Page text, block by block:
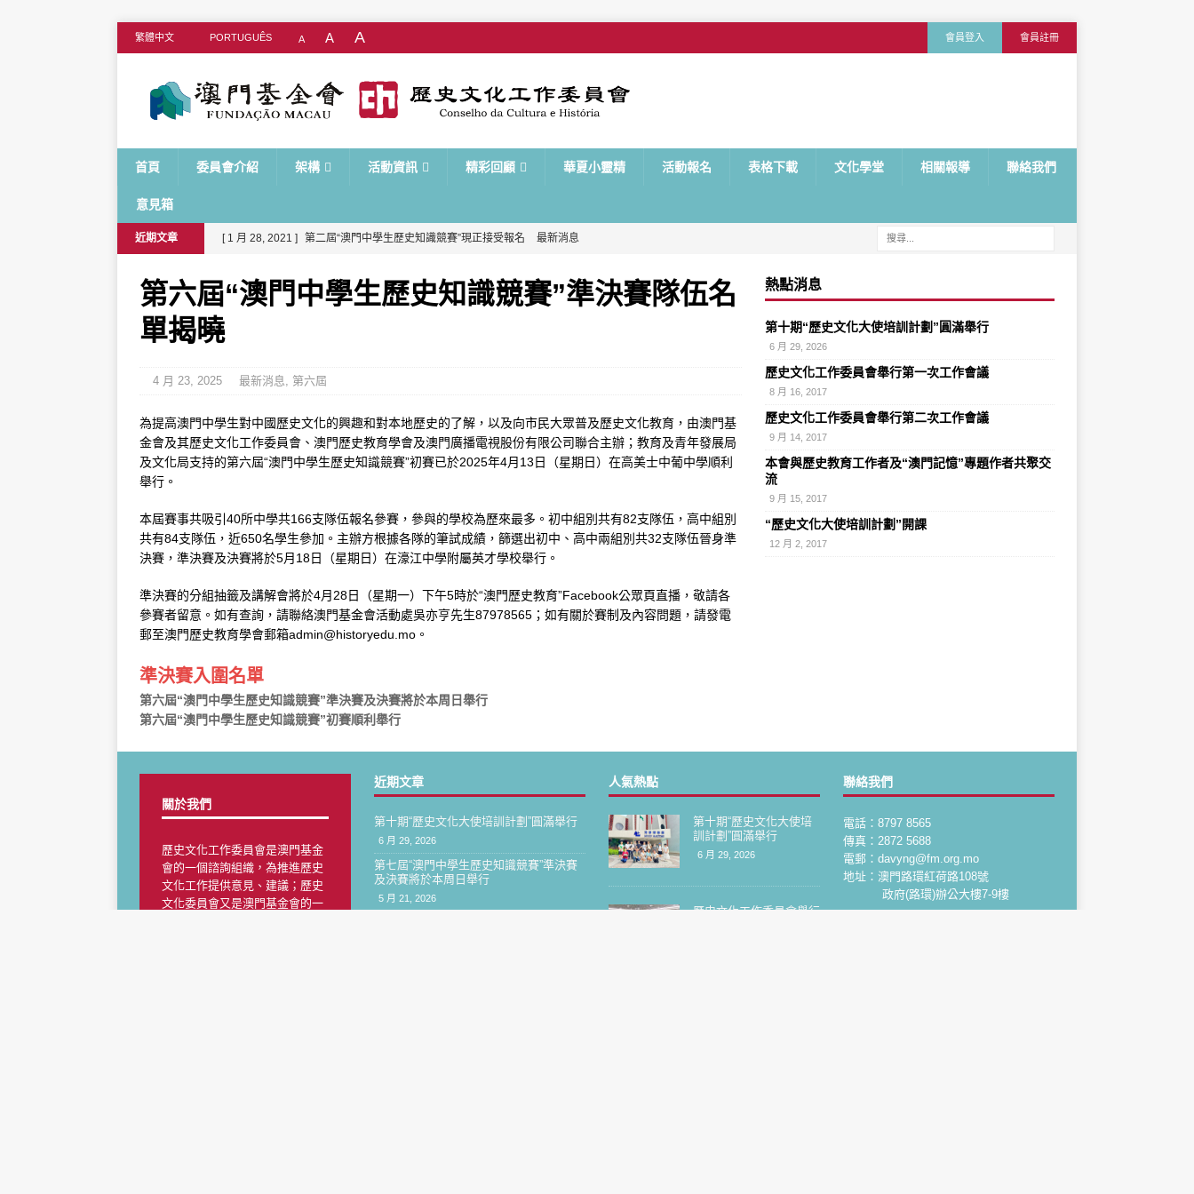
繁體中文 PORTUGUÊS A A A 會員註冊
會員登入
首頁 委員會介紹 架構 活動資訊 精彩回顧 華夏小靈精 活動報名 表格下載 文化學堂 相關報導 聯絡我們
意見箱
近期文章 [ 1 月 28, 2021 ] 第二屆“澳門中學生歷史知識競賽”現正接受報名 最新消息
園計劃
[ 6 月 29, 2026 ]
[ 4 月 24, 2026 ] 第七屆“澳門中學生歷史知識競賽”準決賽隊伍名單揭曉
[ 4 月 20, 2026 ] 第七屆“澳門中學生歷史知識競賽”初賽順利舉行 最新消息
[ 4 月 13, 2026 ] 第十期“歷史文化大使培訓計劃”開課 百名學員共探澳門歷史文脈 最新消息
第六屆“澳門中學生歷史知識競賽”準決賽隊伍名
單揭曉
4 月 23, 2025 最新消息 第六屆
為提高澳門中學生對中國歷史文化的興趣和對本地歷史的了解，以及向市民大眾普及歷史文化教育，由澳門基
金會及其歷史文化工作委員會、澳門歷史教育學會及澳門廣播電視股份有限公司聯合主辦；教育及青年發展局
及文化局支持的第六屆“澳門中學生歷史知識競賽”初賽已於2025年4月13日（星期日）在高美士中葡中學順利
舉行。
本屆賽事共吸引40所中學共166支隊伍報名參賽，參與的學校為歷來最多。初中組別共有82支隊伍，高中組別
共有84支隊伍，近650名學生參加。主辦方根據各隊的筆試成績，篩選出初中、高中兩組別共32支隊伍晉身準
決賽，準決賽及決賽將於5月18日（星期日）在濠江中學附屬英才學校舉行。
準決賽的分組抽籤及講解會將於4月28日（星期一）下午5時於“澳門歷史教育”Facebook公眾頁直播，敬請各
參賽者留意。如有查詢，請聯絡澳門基金會活動處吳亦亨先生87978565；如有關於賽制及內容問題，請發電
郵至澳門歷史教育學會郵箱admin@historyedu.mo。
準決賽入圍名單
第六屆“澳門中學生歷史知識競賽”準決賽及決賽將於本周日舉行
第六屆“澳門中學生歷史知識競賽”初賽順利舉行
熱點消息
第十期“歷史文化大使培訓計劃”圓滿舉行
6 月 29, 2026
歷史文化工作委員會舉行第一次工作會議
8 月 16, 2017
歷史文化工作委員會舉行第二次工作會議
9 月 14, 2017
本會與歷史教育工作者及“澳門記憶”專題作者共聚交
流
9 月 15, 2017
“歷史文化大使培訓計劃”開課
12 月 2, 2017
關於我們
歷史文化工作委員會是澳門基金
會的一個諮詢組織，為推進歷史
文化工作提供意見、建議；歷史
文化委員會又是澳門基金會的一
近期文章
第十期“歷史文化大使培訓計劃”圓滿舉行
6 月 29, 2026
第七屆“澳門中學生歷史知識競賽”準決賽
及決賽將於本周日舉行
5 月 21, 2026
人氣熱點
第十期“歷史文化大使培
訓計劃”圓滿舉行
6 月 29, 2026
歷史文化工作委員會舉行
聯絡我們
電話：8797 8565
傳真：2872 5688
電郵：davyng@fm.org.mo
地址：澳門路環紅荷路108號
政府(路環)辦公大樓7-9樓